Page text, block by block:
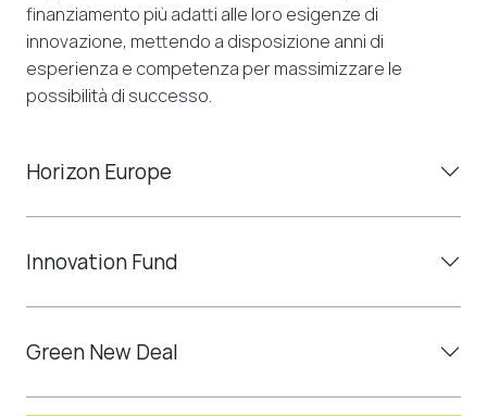
finanziamento più adatti alle loro esigenze di
innovazione, mettendo a disposizione anni di
esperienza e competenza per massimizzare le
possibilità di successo.
Horizon Europe
Innovation Fund
Green New Deal